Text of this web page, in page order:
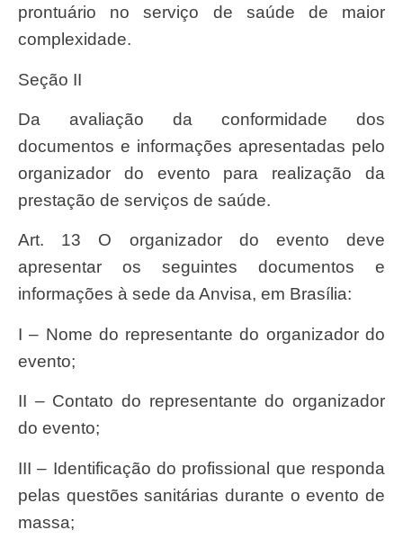
prontuário no serviço de saúde de maior
complexidade.
Seção II
Da avaliação da conformidade dos
documentos e informações apresentadas pelo
organizador do evento para realização da
prestação de serviços de saúde.
Art. 13 O organizador do evento deve
apresentar os seguintes documentos e
informações à sede da Anvisa, em Brasília:
I – Nome do representante do organizador do
evento;
II – Contato do representante do organizador
do evento;
III – Identificação do profissional que responda
pelas questões sanitárias durante o evento de
massa;